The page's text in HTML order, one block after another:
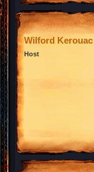
Wilford Kerouac
Host